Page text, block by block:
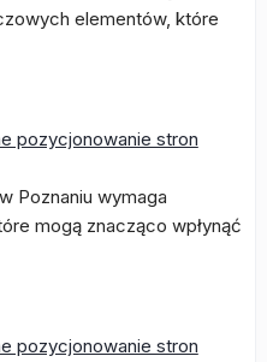
elementów, które
pozycjonowanie stron
Poznaniu wymaga
mogą znacząco wpłynąć
pozycjonowanie stron